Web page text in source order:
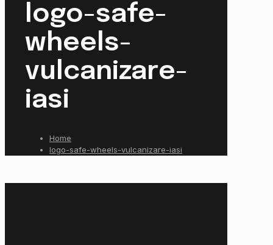
logo-safe-
wheels-
vulcanizare-
iasi
Home
logo-safe-wheels-vulcanizare-iasi